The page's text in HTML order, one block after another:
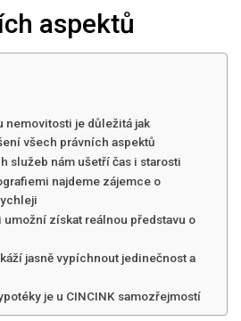
aspektů
nemovitosti je důležitá jak
všech právních aspektů
služeb nám ušetří čas i starosti
najdeme zájemce o
získat reálnou představu o
jasně vypíchnout jedinečnost a
je u CINCINK samozřejmostí